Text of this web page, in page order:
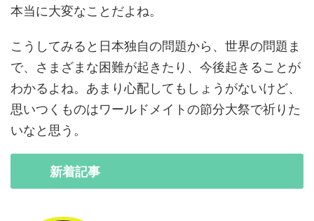
本当に大変なことだよね。
こうしてみると日本独自の問題から、世界の問題ま
で、さまざまな困難が起きたり、今後起きることが
わかるよね。あまり心配してもしょうがないけど、
思いつくものはワールドメイトの節分大祭で祈りた
いなと思う。
新着記事